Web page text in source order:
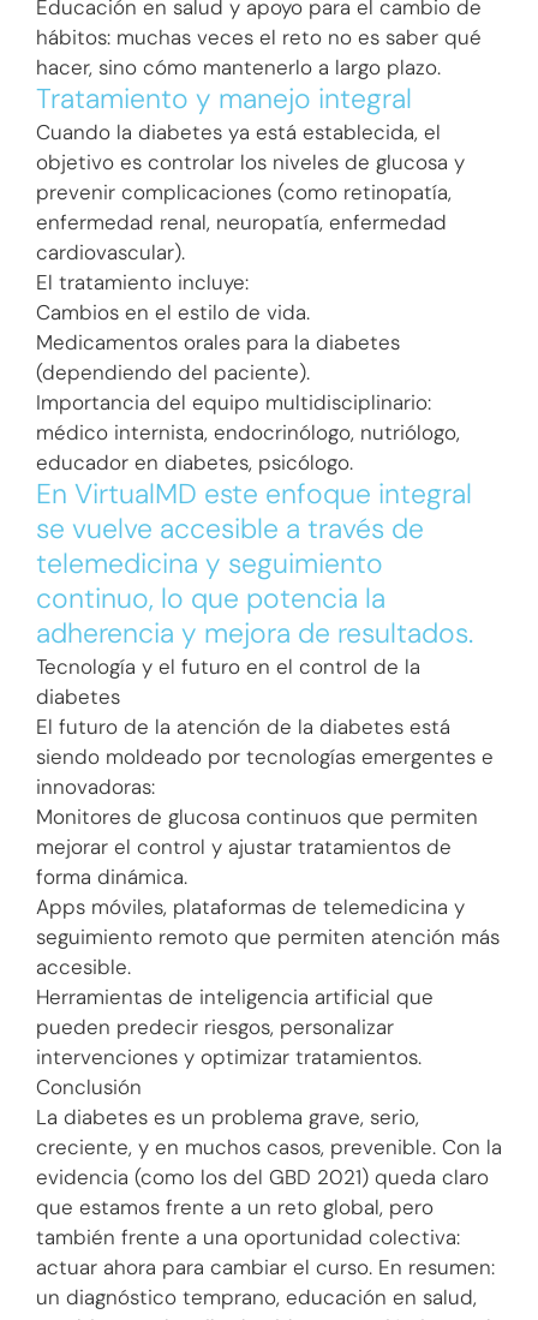
Educación en salud y apoyo para el cambio de
hábitos: muchas veces el reto no es saber qué
hacer, sino cómo mantenerlo a largo plazo.
Tratamiento y manejo integral
Cuando la diabetes ya está establecida, el
objetivo es controlar los niveles de glucosa y
prevenir complicaciones (como retinopatía,
enfermedad renal, neuropatía, enfermedad
cardiovascular).
El tratamiento incluye:
Cambios en el estilo de vida.
Medicamentos orales para la diabetes
(dependiendo del paciente).
Importancia del equipo multidisciplinario:
médico internista, endocrinólogo, nutriólogo,
educador en diabetes, psicólogo.
En VirtualMD este enfoque integral
se vuelve accesible a través de
telemedicina y seguimiento
continuo, lo que potencia la
adherencia y mejora de resultados.
Tecnología y el futuro en el control de la
diabetes
El futuro de la atención de la diabetes está
siendo moldeado por tecnologías emergentes e
innovadoras:
Monitores de glucosa continuos que permiten
mejorar el control y ajustar tratamientos de
forma dinámica.
Apps móviles, plataformas de telemedicina y
seguimiento remoto que permiten atención más
accesible.
Herramientas de inteligencia artificial que
pueden predecir riesgos, personalizar
intervenciones y optimizar tratamientos.
Conclusión
La diabetes es un problema grave, serio,
creciente, y en muchos casos, prevenible. Con la
evidencia (como los del GBD 2021) queda claro
que estamos frente a un reto global, pero
también frente a una oportunidad colectiva:
actuar ahora para cambiar el curso. En resumen:
un diagnóstico temprano, educación en salud,